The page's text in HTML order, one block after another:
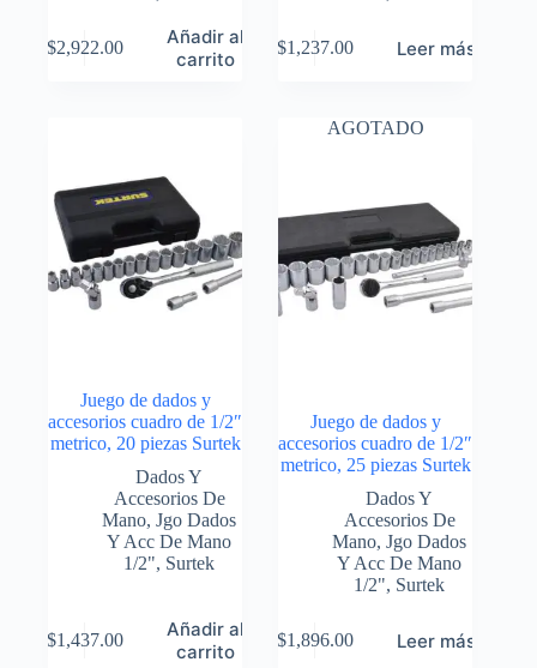
$2,922.00
Añadir al
carrito
$1,237.00 Leer más
Juego de dados y
accesorios cuadro de 1/2″
metrico, 20 piezas Surtek
Dados Y
Accesorios De
Mano,Jgo Dados
Y Acc De Mano
1/2", Surtek
$1,437.00
Añadir al
carrito
AGOTADO
Juego de dados y
accesorios cuadro de 1/2″
metrico, 25 piezas Surtek
Dados Y
Accesorios De
Mano,Jgo Dados
Y Acc De Mano
1/2", Surtek
$1,896.00 Leer más